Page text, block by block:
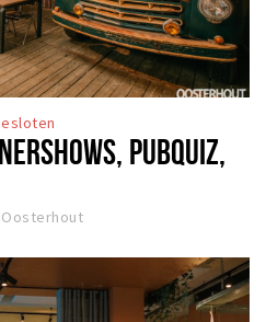
PUBQUIZ,
Oosterhout